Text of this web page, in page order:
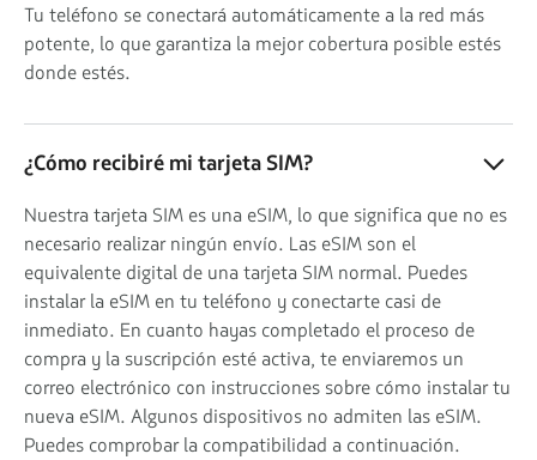
Tu teléfono se conectará automáticamente a la red más
potente, lo que garantiza la mejor cobertura posible estés
donde estés.
¿Cómo recibiré mi tarjeta SIM?
Nuestra tarjeta SIM es una eSIM, lo que significa que no es
necesario realizar ningún envío. Las eSIM son el
equivalente digital de una tarjeta SIM normal. Puedes
instalar la eSIM en tu teléfono y conectarte casi de
inmediato. En cuanto hayas completado el proceso de
compra y la suscripción esté activa, te enviaremos un
correo electrónico con instrucciones sobre cómo instalar tu
nueva eSIM. Algunos dispositivos no admiten las eSIM.
Puedes comprobar la compatibilidad a continuación.